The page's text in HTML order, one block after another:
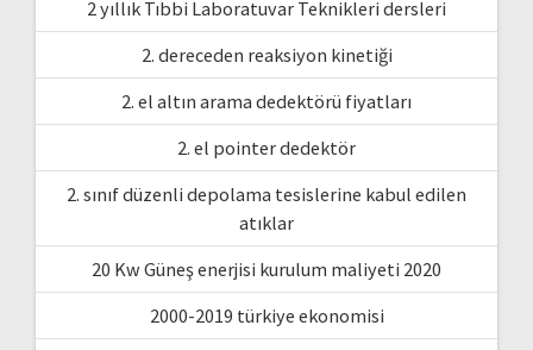
2 yıllık Tıbbi Laboratuvar Teknikleri dersleri
2. dereceden reaksiyon kinetiği
2. el altın arama dedektörü fiyatları
2. el pointer dedektör
2. sınıf düzenli depolama tesislerine kabul edilen
atıklar
20 Kw Güneş enerjisi kurulum maliyeti 2020
2000-2019 türkiye ekonomisi